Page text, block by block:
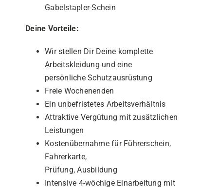
Gabelstapler-Schein
Deine Vorteile:
Wir stellen Dir Deine komplette
Arbeitskleidung und eine
persönliche Schutzausrüstung
Freie Wochenenden
Ein unbefristetes Arbeitsverhältnis
Attraktive Vergütung mit zusätzlichen
Leistungen
Kostenübernahme für Führerschein,
Fahrerkarte,
Prüfung, Ausbildung
Intensive 4-wöchige Einarbeitung mit